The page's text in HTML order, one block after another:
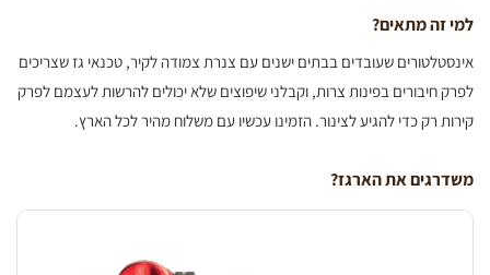
זה מתאים?
שעובדים בבתים ישנים עם צנרת צמודה לקיר, טכנאי גז שצריכים
חיבורים בפינות צרות, וקבלני שיפוצים שלא יכולים להרשות לעצמם לפרק
רק כדי להגיע לצינור. הזמינו עכשיו עם משלוח מהיר לכל הארץ.
את הארגז?